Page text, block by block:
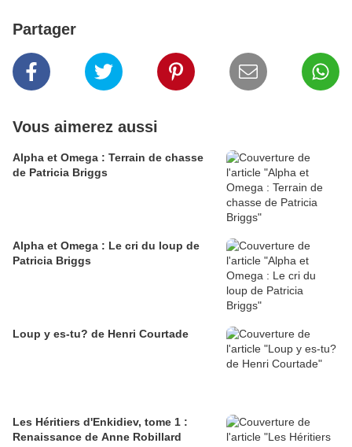
Partager
Vous aimerez aussi
Alpha et Omega : Terrain de chasse
de Patricia Briggs
Alpha et Omega : Le cri du loup de
Patricia Briggs
Loup y es-tu? de Henri Courtade
Les Héritiers d'Enkidiev, tome 1 :
Renaissance de Anne Robillard